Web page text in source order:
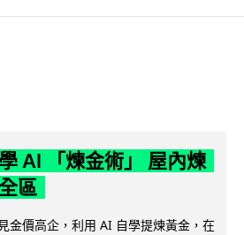
AI 「煉金術」 屋內煉
區
金價高企，利用 AI 自學提煉黃金，在